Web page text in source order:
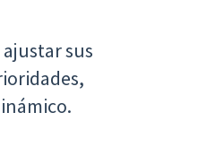
sus